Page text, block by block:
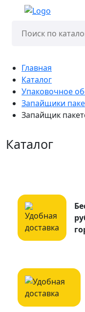
Главная
Каталог
Упаковочное
Запайщики
Запайщик
Каталог